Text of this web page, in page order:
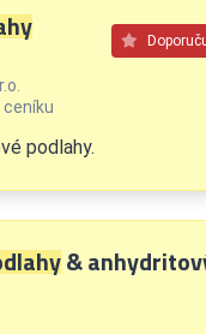
podlahy.
&